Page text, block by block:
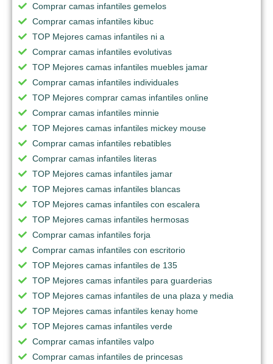
Comprar camas infantiles gemelos
Comprar camas infantiles kibuc
TOP Mejores camas infantiles ni a
Comprar camas infantiles evolutivas
TOP Mejores camas infantiles muebles jamar
Comprar camas infantiles individuales
TOP Mejores comprar camas infantiles online
Comprar camas infantiles minnie
TOP Mejores camas infantiles mickey mouse
Comprar camas infantiles rebatibles
Comprar camas infantiles literas
TOP Mejores camas infantiles jamar
TOP Mejores camas infantiles blancas
TOP Mejores camas infantiles con escalera
TOP Mejores camas infantiles hermosas
Comprar camas infantiles forja
Comprar camas infantiles con escritorio
TOP Mejores camas infantiles de 135
TOP Mejores camas infantiles para guarderias
TOP Mejores camas infantiles de una plaza y media
TOP Mejores camas infantiles kenay home
TOP Mejores camas infantiles verde
Comprar camas infantiles valpo
Comprar camas infantiles de princesas